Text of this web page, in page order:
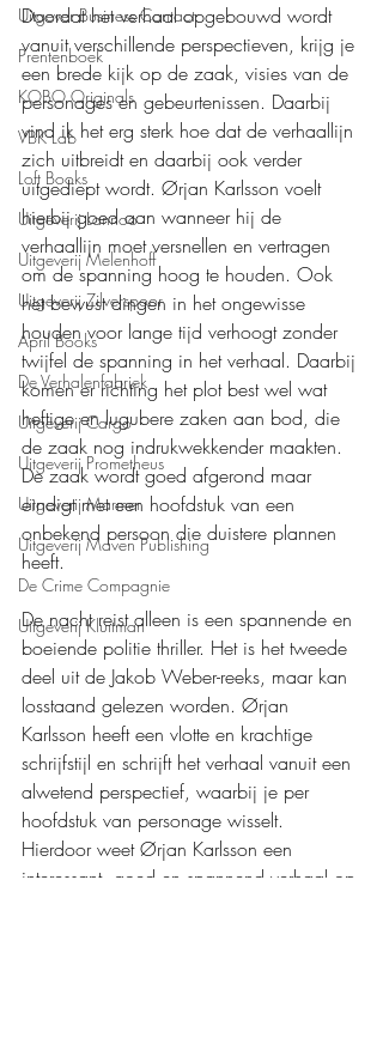
Uitgever Business Contact
Prentenboek
KOBO Originals
VBK Lab
Loft Books
Uitgeverij Lannoo
Uitgeverij Melenhoff
Uitgeverij Zilverspoor
April Books
De Verhalenfabriek
Uitgeverij Cargo
Uitgeverij Prometheus
Uitgeverij Marmer
Uitgeverij Maven Publishing
De Crime Compagnie
Uitgeverij Kluitman
Doordat het verhaal opgebouwd wordt
vanuit verschillende perspectieven, krijg je
een brede kijk op de zaak, visies van de
personages en gebeurtenissen. Daarbij
vind ik het erg sterk hoe dat de verhaallijn
zich uitbreidt en daarbij ook verder
uitgediept wordt. Ørjan Karlsson voelt
hierbij goed aan wanneer hij de
verhaallijn moet versnellen en vertragen
om de spanning hoog te houden. Ook
het bewust dingen in het ongewisse
houden voor lange tijd verhoogt zonder
twijfel de spanning in het verhaal. Daarbij
komen er richting het plot best wel wat
heftige en lugubere zaken aan bod, die
de zaak nog indrukwekkender maakten.
De zaak wordt goed afgerond maar
eindigt met een hoofdstuk van een
onbekend persoon die duistere plannen
heeft.
De nacht reist alleen is een spannende en
boeiende politie thriller. Het is het tweede
deel uit de Jakob Weber-reeks, maar kan
losstaand gelezen worden. Ørjan
Karlsson heeft een vlotte en krachtige
schrijfstijl en schrijft het verhaal vanuit een
alwetend perspectief, waarbij je per
hoofdstuk van personage wisselt.
Hierdoor weet Ørjan Karlsson een
interessant, goed en spannend verhaal op